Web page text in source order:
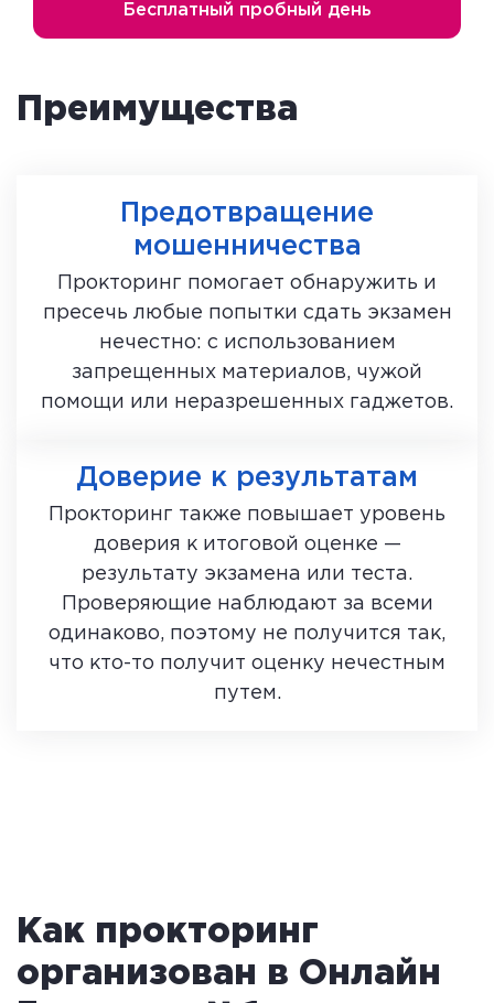
Бесплатный пробный день
Преимущества
Предотвращение
мошенничества
Прокторинг помогает обнаружить и
пресечь любые попытки сдать экзамен
нечестно: с использованием
запрещенных материалов, чужой
помощи или неразрешенных гаджетов.
Доверие к результатам
Прокторинг также повышает уровень
доверия к итоговой оценке —
результату экзамена или теста.
Проверяющие наблюдают за всеми
одинаково, поэтому не получится так,
что кто-то получит оценку нечестным
путем.
Как прокторинг
организован в Онлайн